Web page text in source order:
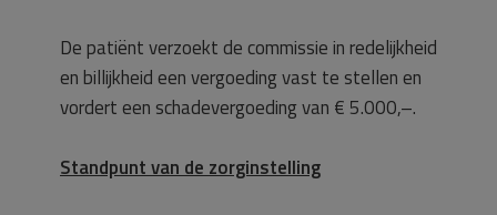
De patiënt verzoekt de commissie in redelijkheid
en billijkheid een vergoeding vast te stellen en
vordert een schadevergoeding van € 5.000,–.
Standpunt van de zorginstelling